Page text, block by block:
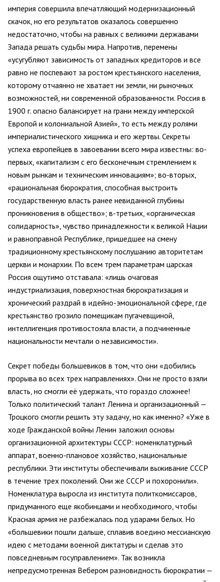
империя совершила впечатляющий модернизационный
скачок, но его результатов оказалось совершенно
недостаточно, чтобы на равных с великими державами
Запада решать судьбы мира. Напротив, перемены
«усугубляют зависимость от западных кредиторов и все
равно не поспевают за ростом крестьянского населения,
которому отчаянно не хватает ни земли, ни рыночных
возможностей, ни современной образованности. Россия в
1900 г. опасно балансирует на грани между имперской
Европой и колониальной Азией», то есть между ролями
империалистического хищника и его жертвы. Секреты
успеха европейцев в завоевании всего мира известны: во-
первых, «капитализм с его бесконечным стремлением к
новым рынкам и техническим инновациям»; во-вторых,
«рациональная бюрократия, способная выстроить
государственную власть ранее невиданной глубины
проникновения в общество»; в-третьих, «органическая
солидарность», чувство принадлежности к великой Нации
и равноправной Республике, пришедшее на смену
традиционному крестьянскому послушанию авторитетам
церкви и монархии. По всем трем параметрам царская
Россия ощутимо отставала: «лишь очаговая
индустриализация, поверхностная бюрократизация и
хронический раздрай в идейно-эмоциональной сфере, где
крестьянство грозило помещикам пугачевщиной,
интеллигенция противостояла власти, а подчиненные
национальности мечтали о независимости».
Секрет победы большевиков в том, что они «добились
прорыва во всех трех направлениях». Они не просто взяли
власть, но смогли её удержать, что гораздо сложнее!
Только политический талант Ленина и организационный —
Троцкого смогли решить эту задачу, но как именно? «Уже в
ходе Гражданской войны Ленин заложил основы
организационной архитектуры СССР: номенклатурный
аппарат, военно-плановое хозяйство, национальные
республики. Эти институты обеспечивали выживание СССР
в течение трех поколений. Они же СССР и похоронили».
Номенклатура выросла из института политкомиссаров,
придуманного еще якобинцами и необходимого, чтобы
Красная армия не разбежалась под ударами белых. Но
«большевики пошли дальше, сплавив воедино мессианскую
идею с методами военной диктатуры и сделав это
повседневным госуправлением». Так возникла
непредусмотренная Вебером разновидность бюрократии —